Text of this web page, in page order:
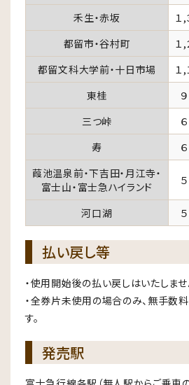
禾生・赤坂
１,
都留市・谷村町
１,
都留文科大学前・十日市場
１,
東桂
三つ峠
寿
葭池温泉前・下吉田・月江寺・
富士山・富士急ハイランド
河口湖
払い戻し等
・使用開始後の払い戻しはいたしませ
・全券片未使用の場合のみ、無手数
す。
発売駅